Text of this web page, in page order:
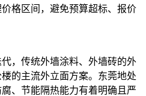
格区间，避免预算超标、报价
，传统外墙涂料、外墙砖的外
的主流外立面方案。东莞地处
、节能隔热能力有着明确且严